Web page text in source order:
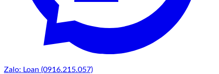
Zalo: Loan (0916.215.057)